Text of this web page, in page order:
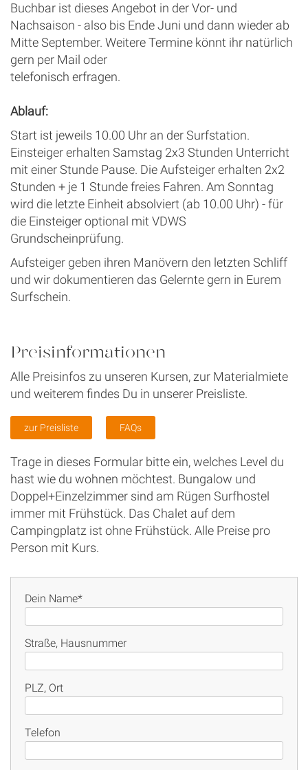
Buchbar ist dieses Angebot in der Vor- und
Nachsaison - also bis Ende Juni und dann wieder ab
Mitte September. Weitere Termine könnt ihr natürlich
gern per Mail oder
telefonisch erfragen.
Ablauf:
Start ist jeweils 10.00 Uhr an der Surfstation.
Einsteiger erhalten Samstag 2x3 Stunden Unterricht
mit einer Stunde Pause. Die Aufsteiger erhalten 2x2
Stunden + je 1 Stunde freies Fahren. Am Sonntag
wird die letzte Einheit absolviert (ab 10.00 Uhr) - für
die Einsteiger optional mit VDWS
Grundscheinprüfung.
Aufsteiger geben ihren Manövern den letzten Schliff
und wir dokumentieren das Gelernte gern in Eurem
Surfschein.
Preisinformationen
Alle Preisinfos zu unseren Kursen, zur Materialmiete
und weiterem findes Du in unserer Preisliste.
zur Preisliste FAQs
Trage in dieses Formular bitte ein, welches Level du
hast wie du wohnen möchtest. Bungalow und
Doppel+Einzelzimmer sind am Rügen Surfhostel
immer mit Frühstück. Das Chalet auf dem
Campingplatz ist ohne Frühstück. Alle Preise pro
Person mit Kurs.
Dein Name*
Straße, Hausnummer
PLZ, Ort
Telefon